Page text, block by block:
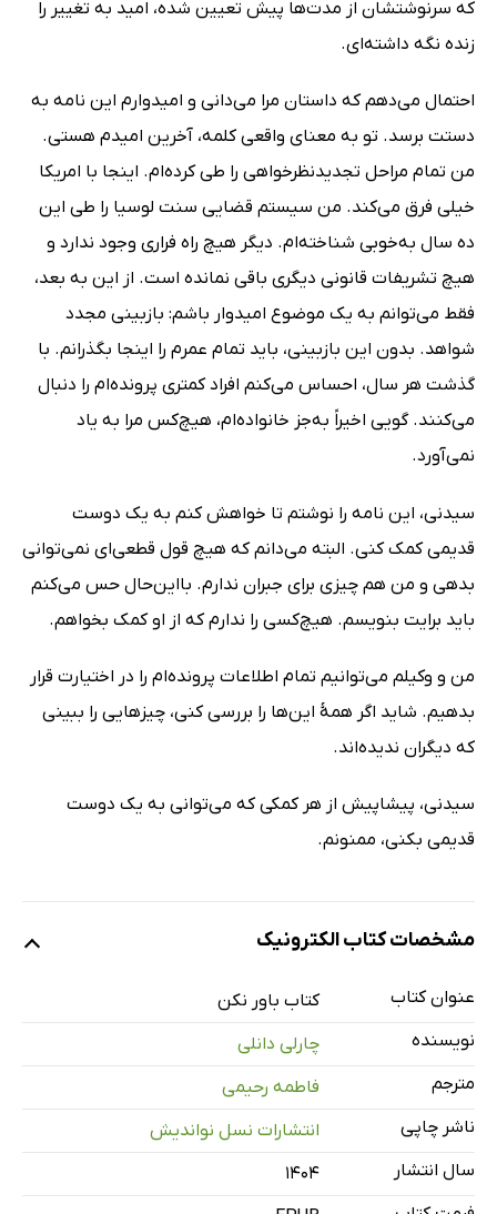
که سرنوشتشان از مدت‌ها پیش تعیین شده، امید به تغییر را
زنده نگه داشته‌ای.
احتمال می‌دهم که داستان مرا می‌دانی و امیدوارم این نامه به
دستت برسد. تو به معنای واقعی کلمه، آخرین امیدم هستی.
من تمام مراحل تجدیدنظرخواهی را طی کرده‌ام. اینجا با امریکا
خیلی فرق می‌کند. من سیستم قضایی سنت لوسیا را طی این
ده سال به‌خوبی شناخته‌ام. دیگر هیچ راه فراری وجود ندارد و
هیچ تشریفات قانونی دیگری باقی نمانده است. از این به بعد،
فقط می‌توانم به یک موضوع امیدوار باشم: بازبینی مجدد
شواهد. بدون این بازبینی، باید تمام عمرم را اینجا بگذرانم. با
گذشت هر سال، احساس می‌کنم افراد کمتری پرونده‌ام را دنبال
می‌کنند. گویی اخیراً به‌جز خانواده‌ام، هیچ‌کس مرا به یاد
نمی‌آورد.
سیدنی، این نامه را نوشتم تا خواهش کنم به یک دوست
قدیمی کمک کنی. البته می‌دانم که هیچ قول قطعی‌ای نمی‌توانی
بدهی و من هم چیزی برای جبران ندارم. بااین‌حال حس می‌کنم
باید برایت بنویسم. هیچ‌کسی را ندارم که از او کمک بخواهم.
من و وکیلم می‌توانیم تمام اطلاعات پرونده‌ام را در اختیارت قرار
بدهیم. شاید اگر همۀ این‌ها را بررسی کنی، چیزهایی را ببینی
که دیگران ندیده‌اند.
سیدنی، پیشاپیش از هر کمکی که می‌توانی به یک دوست
قدیمی بکنی، ممنونم.
مشخصات کتاب الکترونیک
عنوان کتاب
کتاب باور نکن
نویسنده
چارلی دانلی
مترجم
فاطمه رحیمی
ناشر چاپی
انتشارات نسل نواندیش
سال انتشار
۱۴۰۴